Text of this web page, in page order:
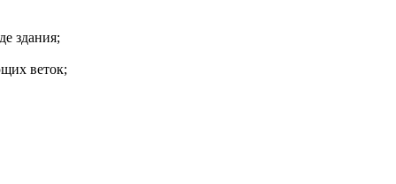
здания;
веток;